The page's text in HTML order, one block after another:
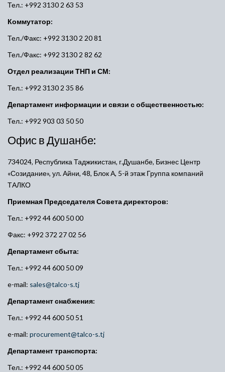
Тел.: +992 3130 2 63 53
Коммутатор:
Тел./Факс: +992 3130 2 20 81
Тел./Факс: +992 3130 2 82 62
Отдел реализации ТНП и СМ:
Тел.: +992 3130 2 35 86
Департамент информации и связи с общественностью:
Тел.: +992 903 03 50 50
Офис в Душанбе:
734024, Республика Таджикистан, г.Душанбе, Бизнес Центр
«Созидание», ул. Айни, 48, Блок А, 5-й этаж Группа компаний
ТАЛКО
Приемная Председателя Совета директоров:
Тел.: +992 44 600 50 00
Факс: +992 372 27 02 56
Департамент сбыта:
Тел.: +992 44 600 50 09
e-mail: sales@talco-s.tj
Департамент снабжения:
Тел.: +992 44 600 50 51
e-mail: procurement@talco-s.tj
Департамент транспорта:
Тел.: +992 44 600 50 05